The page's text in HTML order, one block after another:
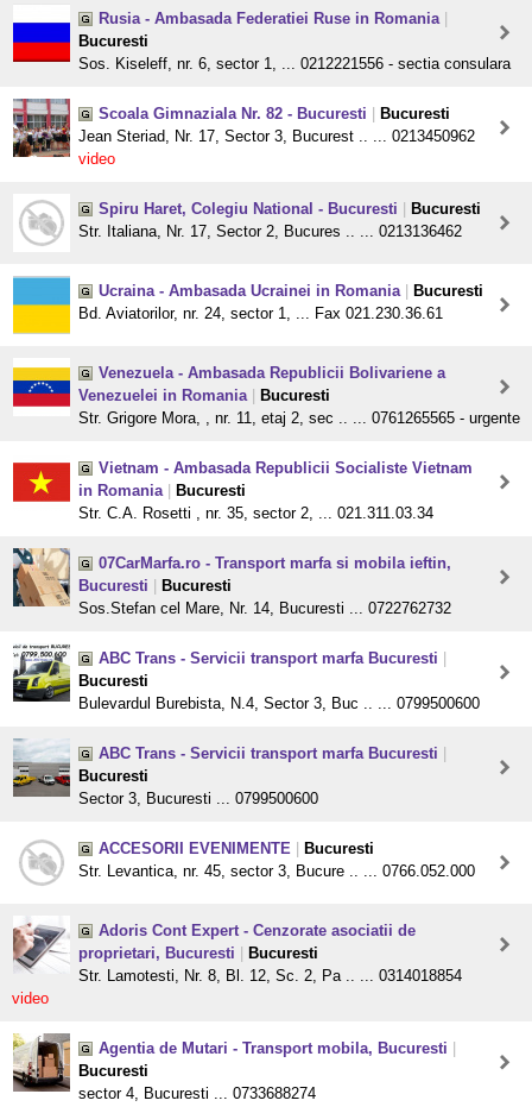
Rusia - Ambasada Federatiei Ruse in Romania
Bucuresti
Sos. Kiseleff, nr. 6, sector 1, ... 0212221556 - sectia consulara
Scoala Gimnaziala Nr. 82 - Bucuresti
Bucuresti
Jean Steriad, Nr. 17, Sector 3, Bucurest .. ... 0213450962
video
Spiru Haret, Colegiu National - Bucuresti
Bucuresti
Str. Italiana, Nr. 17, Sector 2, Bucures .. ... 0213136462
Ucraina - Ambasada Ucrainei in Romania
Bucuresti
Bd. Aviatorilor, nr. 24, sector 1, ... Fax 021.230.36.61
Venezuela - Ambasada Republicii Bolivariene a
Venezuelei in Romania
Bucuresti
Str. Grigore Mora, , nr. 11, etaj 2, sec .. ... 0761265565 - urgente
Vietnam - Ambasada Republicii Socialiste Vietnam
in Romania
Bucuresti
Str. C.A. Rosetti , nr. 35, sector 2, ... 021.311.03.34
07CarMarfa.ro - Transport marfa si mobila ieftin,
Bucuresti
Bucuresti
Sos.Stefan cel Mare, Nr. 14, Bucuresti ... 0722762732
ABC Trans - Servicii transport marfa Bucuresti
Bucuresti
Bulevardul Burebista, N.4, Sector 3, Buc .. ... 0799500600
ABC Trans - Servicii transport marfa Bucuresti
Bucuresti
Sector 3, Bucuresti ... 0799500600
ACCESORII EVENIMENTE
Bucuresti
Str. Levantica, nr. 45, sector 3, Bucure .. ... 0766.052.000
Adoris Cont Expert - Cenzorate asociatii de
proprietari, Bucuresti
Bucuresti
Str. Lamotesti, Nr. 8, Bl. 12, Sc. 2, Pa .. ... 0314018854
video
Agentia de Mutari - Transport mobila, Bucuresti
Bucuresti
sector 4, Bucuresti ... 0733688274